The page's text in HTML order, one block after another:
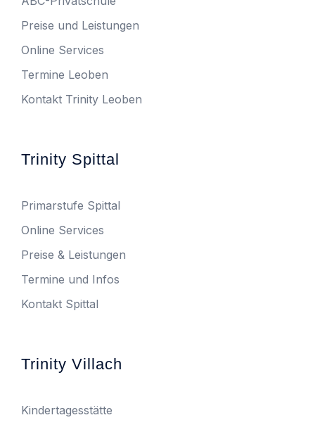
Preise und Leistungen
Online Services
Termine Leoben
Kontakt Trinity Leoben
Trinity Spittal
Primarstufe Spittal
Online Services
Preise & Leistungen
Termine und Infos
Kontakt Spittal
Trinity Villach
Kindertagesstätte